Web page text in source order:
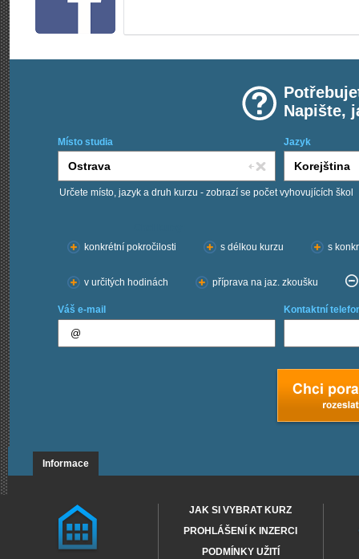
Napište,
Místo studia Jazyk
Určete místo, jazyk a druh kurzu - zobrazí se počet vyhovujících škol
konkrétní pokročilosti
s délkou kurzu s
v určitých hodinách příprava na jaz. zkoušku
Váš e-mail Kontaktní
Informace
JAK SI VYBRAT KURZ
PROHLÁŠENÍ K INZERCI
PODMÍNKY UŽITÍ